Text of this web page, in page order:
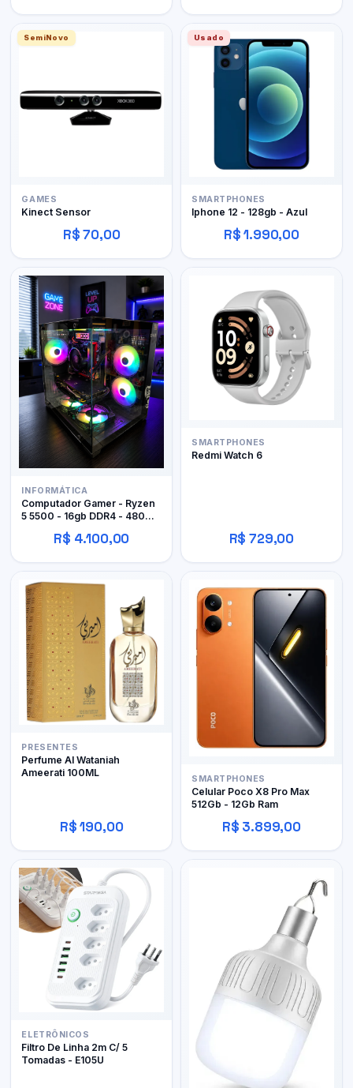
SemiNovo
GAMES
Kinect Sensor
R$ 70,00
Usado
SMARTPHONES
Iphone 12 - 128gb - Azul
R$ 1.990,00
INFORMÁTICA
Computador Gamer - Ryzen
5 5500 - 16gb DDR4 - 480GB
SSD - RX 480 4gb
R$ 4.100,00
SMARTPHONES
Redmi Watch 6
R$ 729,00
PRESENTES
Perfume Al Wataniah
Ameerati 100ML
R$ 190,00
SMARTPHONES
Celular Poco X8 Pro Max
512Gb - 12Gb Ram
R$ 3.899,00
ELETRÔNICOS
Filtro De Linha 2m C/ 5
Tomadas - E105U